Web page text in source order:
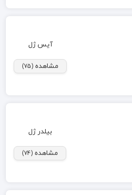
آیس ژل
مشاهده (75)
بیلدر ژل
مشاهده (74)